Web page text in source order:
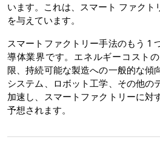
います。これは、スマート ファクト
を与えています。
スマートファクトリー手法のもう 1
導体業界です。エネルギーコスト
限、持続可能な製造への一般的な傾
システム、ロボット工学、その他の
加速し、スマートファクトリーに対
予想されます。